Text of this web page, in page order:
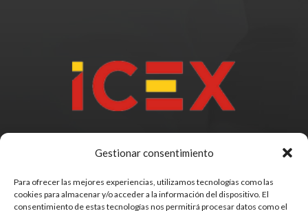
Gestionar consentimiento
Para ofrecer las mejores experiencias, utilizamos tecnologías como las
cookies para almacenar y/o acceder a la información del dispositivo. El
consentimiento de estas tecnologías nos permitirá procesar datos como el